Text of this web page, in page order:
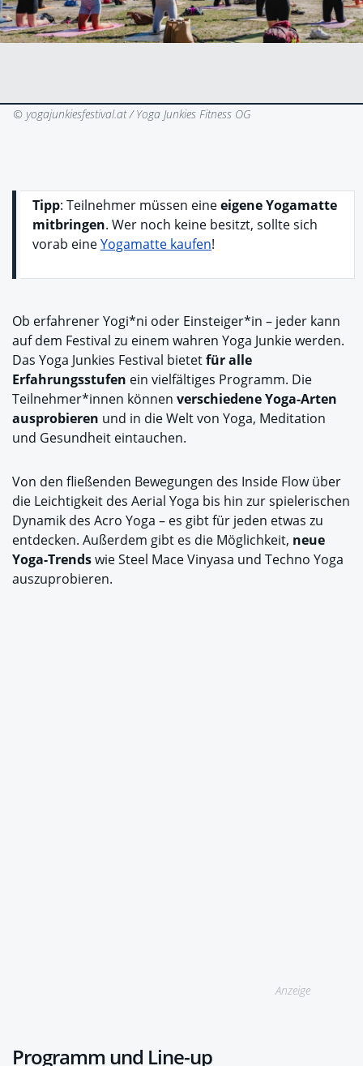
© yogajunkiesfestival.at / Yoga Junkies Fitness OG
Tipp: Teilnehmer müssen eineeigene Yogamatte
mitbringen. Wer noch keine besitzt, sollte sich
vorab eineYogamatte kaufen!
Ob erfahrener Yogi*ni oder Einsteiger*in – jeder kann
auf dem Festival zu einem wahren Yoga Junkie werden.
Das Yoga Junkies Festival bietetfür alle
Erfahrungsstufen ein vielfältiges Programm. Die
Teilnehmer*innen können verschiedene Yoga-Arten
ausprobieren und in die Welt von Yoga, Meditation
und Gesundheit eintauchen.
Von den fließenden Bewegungen des Inside Flow über
die Leichtigkeit des Aerial Yoga bis hin zur spielerischen
Dynamik des Acro Yoga – es gibt für jeden etwas zu
entdecken. Außerdem gibt es die Möglichkeit, neue
Yoga-Trendswie Steel Mace Vinyasa und Techno Yoga
auszuprobieren.
Anzeige
Programm und Line-up